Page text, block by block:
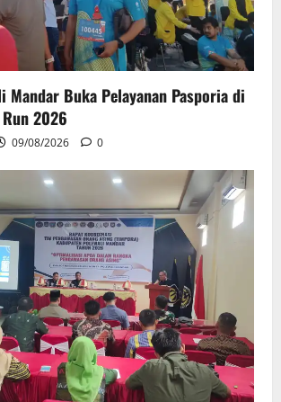
Mandar Buka Pelayanan Pasporia di
2026
09/08/2026 0